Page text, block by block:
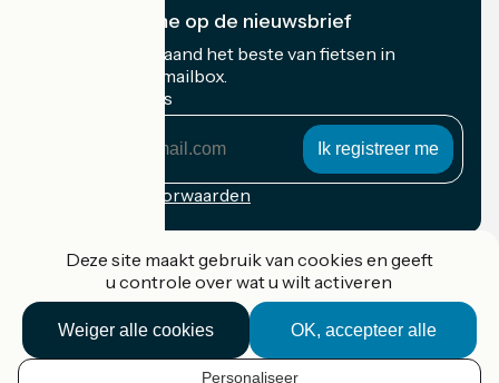
Ik abonneer me op de nieuwsbrief
Ontvang elke maand het beste van fietsen in
Frankrijk in uw mailbox.
Mijn e-mailadres
Inschrijvingsvoorwaarden
Accueil Vélo Pro
Contact
Deze site maakt gebruik van cookies en geeft
u controle over wat u wilt activeren
OK, accepteer alle
Weiger alle cookies
Personaliseer